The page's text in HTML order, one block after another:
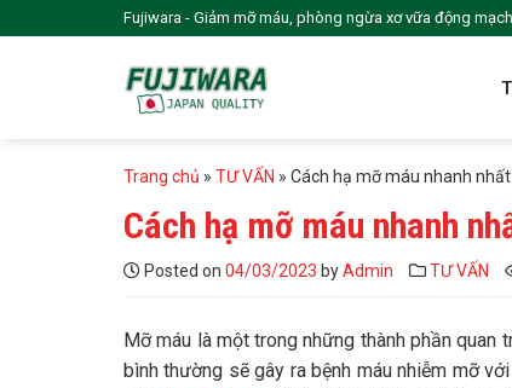
to
Fujiwara - Giảm mỡ máu, phòng ngừa xơ vữa động mạch
Trang chủ » TƯ VẤN » Cách hạ mỡ máu nhanh
Cách hạ mỡ máu nhanh
Posted on 04/03/2023 byAdmin TƯ VẤN
Mỡ máu là một trong những thành phần
bình thường sẽ gây ra bệnh máu nhiễm mỡ